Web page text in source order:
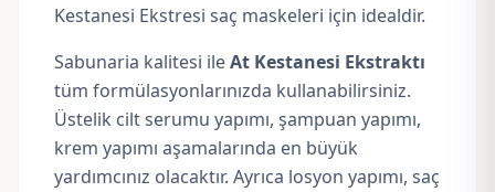
Kestanesi Ekstresi saç maskeleri için idealdir.
Sabunaria kalitesi ileAt Kestanesi Ekstraktı
tüm formülasyonlarınızda kullanabilirsiniz.
Üstelik cilt serumu yapımı, şampuan yapımı,
krem yapımı aşamalarında en büyük
yardımcınız olacaktır. Ayrıca losyon yapımı, saç